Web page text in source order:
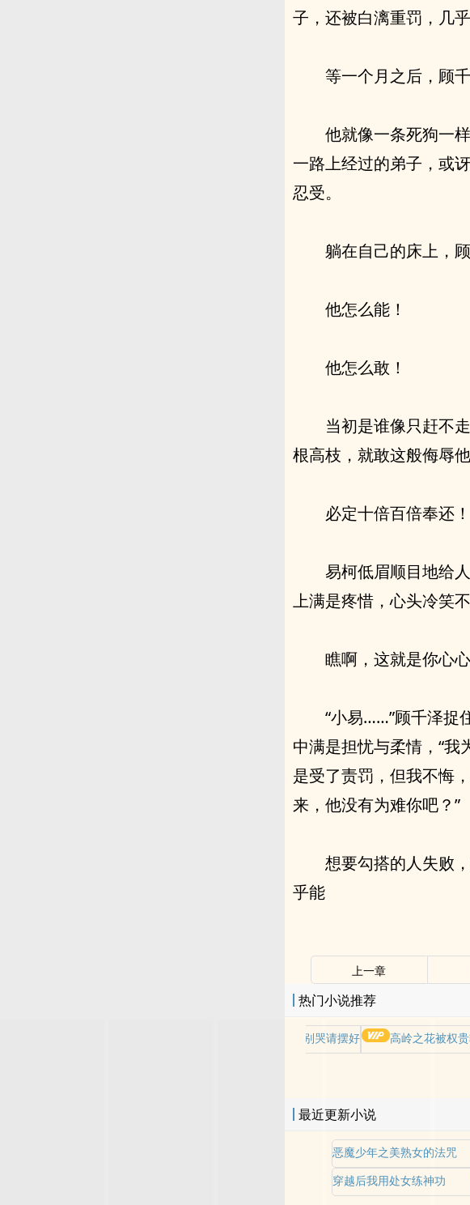
子，还被白漓重罚，几
等一个月之后，顾
他就像一条死狗一
一路上经过的弟子，或
忍受。
躺在自己的床上，
他怎么能！
他怎么敢！
当初是谁像只赶不
根高枝，就敢这般侮辱
必定十倍百倍奉还！
易柯低眉顺目地给
上满是疼惜，心头冷笑不
瞧啊，这就是你心
“小易……”顾千泽捉
中满是担忧与柔情，“
是受了责罚，但我不悔
来，他没有为难你吧？”
想要勾搭的人失败
乎能
上一章
热门小说推荐
老师别哭请摆好 高岭之花被权贵
最近更新小说
恶魔少年之美熟女的法咒
穿越后我用处女练神功